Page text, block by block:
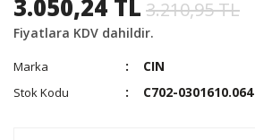
3.050,24 TL 3.210,95 TL
Fiyatlara KDV dahildir.
Marka CIN
Stok Kodu C702-0301610.064